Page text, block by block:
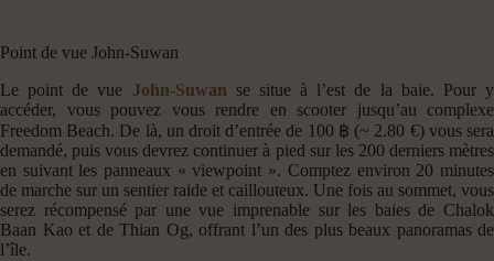
Point de vue John-Suwan
Le point de vue John-Suwan se situe à l’est de la baie. Pour y
accéder, vous pouvez vous rendre en scooter jusqu’au complexe
Freedom Beach. De là, un droit d’entrée de 100 ฿ (~ 2.80 €) vous sera
demandé, puis vous devrez continuer à pied sur les 200 derniers mètres
en suivant les panneaux « viewpoint ». Comptez environ 20 minutes
de marche sur un sentier raide et caillouteux. Une fois au sommet, vous
serez récompensé par une vue imprenable sur les baies de Chalok
Baan Kao et de Thian Og, offrant l’un des plus beaux panoramas de
l’île.